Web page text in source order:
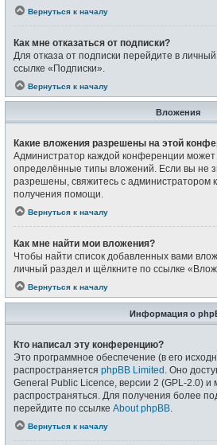
Вернуться к началу
Как мне отказаться от подписки?
Для отказа от подписки перейдите в
ссылке «Подписки».
Вернуться к началу
Вложения
Какие вложения разрешены на этой
Администратор каждой конференции
определённые типы вложений. Если вы не
разрешены, свяжитесь с администратором
получения помощи.
Вернуться к началу
Как мне найти мои вложения?
Чтобы найти список добавленных вами
личный раздел и щёлкните по ссылке
Вернуться к началу
Информация о
Кто написал эту конференцию?
Это программное обеспечение (в его
распространяется phpBB Limited . Оно
General Public Licence, версии 2 (GPL-2.0) и
распространяться. Для получения более
перейдите по ссылке About phpBB
Вернуться к началу